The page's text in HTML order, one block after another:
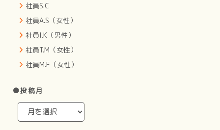
社員S.C
社員A.S（女性）
社員I.K（男性）
社員T.M（女性）
社員M.F（女性）
●投稿月